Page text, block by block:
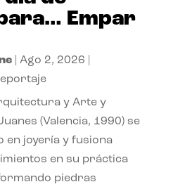
Empar
| Ago 2, 2026
y Arte y
(Valencia, 1990) se
en joyería y fusiona
en su práctica
piedras